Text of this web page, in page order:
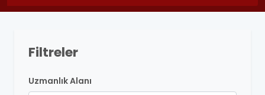
Filtreler
Uzmanlık Alanı